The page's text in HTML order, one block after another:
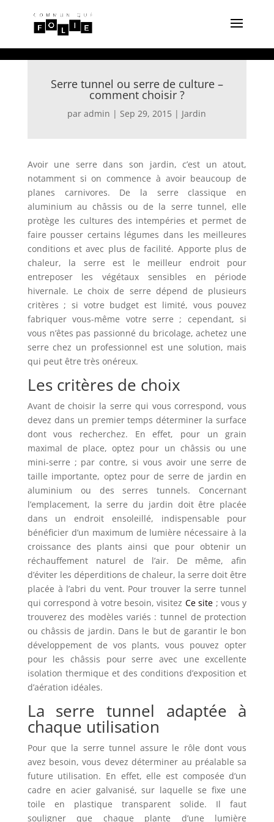
Serre tunnel ou serre de culture –
comment choisir ?
paradmin | Sep 29, 2015 | Jardin
Avoir une serre dans son jardin, c’est un atout,
notamment si on commence à avoir beaucoup de
planes carnivores. De la serre classique en
aluminium au châssis ou de la serre tunnel, elle
protège les cultures des intempéries et permet de
faire pousser certains légumes dans les meilleures
conditions et avec plus de facilité. Apporte plus de
chaleur, la serre est le meilleur endroit pour
entreposer les végétaux sensibles en période
hivernale. Le choix de serre dépend de plusieurs
critères ; si votre budget est limité, vous pouvez
fabriquer vous-même votre serre ; cependant, si
vous n’êtes pas passionné du bricolage, achetez une
serre chez un professionnel est une solution, mais
qui peut être très onéreux.
Les critères de choix
Avant de choisir la serre qui vous correspond, vous
devez dans un premier temps déterminer la surface
dont vous recherchez. En effet, pour un grain
maximal de place, optez pour un châssis ou une
mini-serre ; par contre, si vous avoir une serre de
taille importante, optez pour de serre de jardin en
aluminium ou des serres tunnels. Concernant
l’emplacement, la serre du jardin doit être placée
dans un endroit ensoleillé, indispensable pour
bénéficier d’un maximum de lumière nécessaire à la
croissance des plants ainsi que pour obtenir un
réchauffement naturel de l’air. De même, afin
d’éviter les déperditions de chaleur, la serre doit être
placée à l’abri du vent. Pour trouver la serre tunnel
qui correspond à votre besoin, visitez Ce site ; vous y
trouverez des modèles variés : tunnel de protection
ou châssis de jardin. Dans le but de garantir le bon
développement de vos plants, vous pouvez opter
pour les châssis pour serre avec une excellente
isolation thermique et des conditions d’exposition et
d’aération idéales.
La serre tunnel adaptée à
chaque utilisation
Pour que la serre tunnel assure le rôle dont vous
avez besoin, vous devez déterminer au préalable sa
future utilisation. En effet, elle est composée d’un
cadre en acier galvanisé, sur laquelle se fixe une
toile en plastique transparent solide. Il faut
souligner que chaque plante d’une lumière